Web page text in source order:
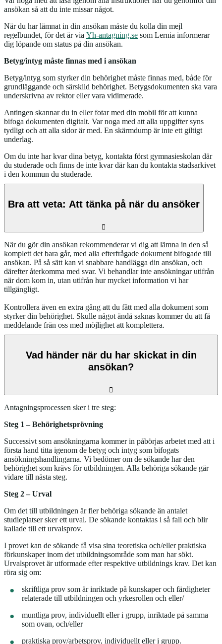
ansökan så att du inte missar något.
När du har lämnat in din ansökan måste du kolla din mejl
regelbundet, för det är via Yh-antagning.se som Lernia informerar
dig löpande om status på din ansökan.
Betyg/intyg måste finnas med i ansökan
Betyg/intyg som styrker din behörighet måste finnas med, både för
grundläggande och särskild behörighet. Betygsdokumenten ska vara
underskrivna av rektor eller vara vidimerade.
Antingen skannar du in eller fotar med din mobil för att kunna
bifoga dokumenten digitalt. Var noga med att alla uppgifter syns
tydligt och att alla sidor är med. En skärmdump är inte ett giltigt
underlag.
Om du inte har kvar dina betyg, kontakta först gymnasieskolan där
du studerade och finns de inte kvar där kan du kontakta stadsarkivet
i den kommun du studerade.
Bra att veta: Att tänka på när du ansöker
När du gör din ansökan rekommenderar vi dig att lämna in den så
komplett det bara går, med alla efterfrågade dokument bifogade till
ansökan. På så sätt kan vi snabbare handlägga din ansökan, och
därefter återkomma med svar. Vi behandlar inte ansökningar utifrån
när dom kom in, utan utifrån hur mycket information vi har
tillgängligt.
Kontrollera även en extra gång att du fått med alla dokument som
styrker din behörighet. Skulle något ändå saknas kommer du att få
meddelande från oss med möjlighet att komplettera.
Vad händer när du har skickat in din
ansökan?
Antagningsprocessen sker i tre steg:
Steg 1 – Behörighetsprövning
Successivt som ansökningarna kommer in påbörjas arbetet med att i
första hand titta igenom de betyg och intyg som bifogats
ansökningshandlingarna. Vi bedömer om de sökande har den
behörighet som krävs för utbildningen. Alla behöriga sökande går
vidare till nästa steg.
Steg 2 – Urval
Om det till utbildningen är fler behöriga sökande än antalet
studieplatser sker ett urval. De sökande kontaktas i så fall och blir
kallade till ett urvalsprov.
I provet kan de sökande få visa sina teoretiska och/eller praktiska
förkunskaper inom det utbildningsområde som man har sökt.
Urvalsprovet är utformade efter respektive utbildnings krav. Det kan
röra sig om:
skriftliga prov som är inriktade på kunskaper och färdigheter
relaterade till utbildningen och yrkesrollen och eller/
muntliga prov, individuellt eller i grupp, inriktade på samma
som ovan, och/eller
praktiska prov/arbetsprov, individuellt eller i grupp.